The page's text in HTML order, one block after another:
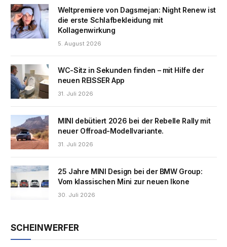
Weltpremiere von Dagsmejan: Night Renew ist
die erste Schlafbekleidung mit
Kollagenwirkung
5. August 2026
WC-Sitz in Sekunden finden – mit Hilfe der
neuen REISSER App
31. Juli 2026
MINI debütiert 2026 bei der Rebelle Rally mit
neuer Offroad-Modellvariante.
31. Juli 2026
25 Jahre MINI Design bei der BMW Group:
Vom klassischen Mini zur neuen Ikone
30. Juli 2026
SCHEINWERFER